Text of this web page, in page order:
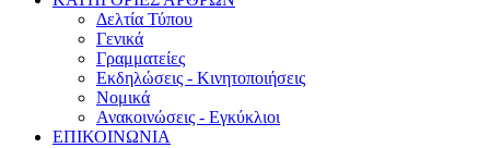
Δελτία Τύπου
Γενικά
Γραμματείες
Εκδηλώσεις - Κινητοποιήσεις
Νομικά
Ανακοινώσεις - Εγκύκλιοι
ΕΠΙΚΟΙΝΩΝΙΑ